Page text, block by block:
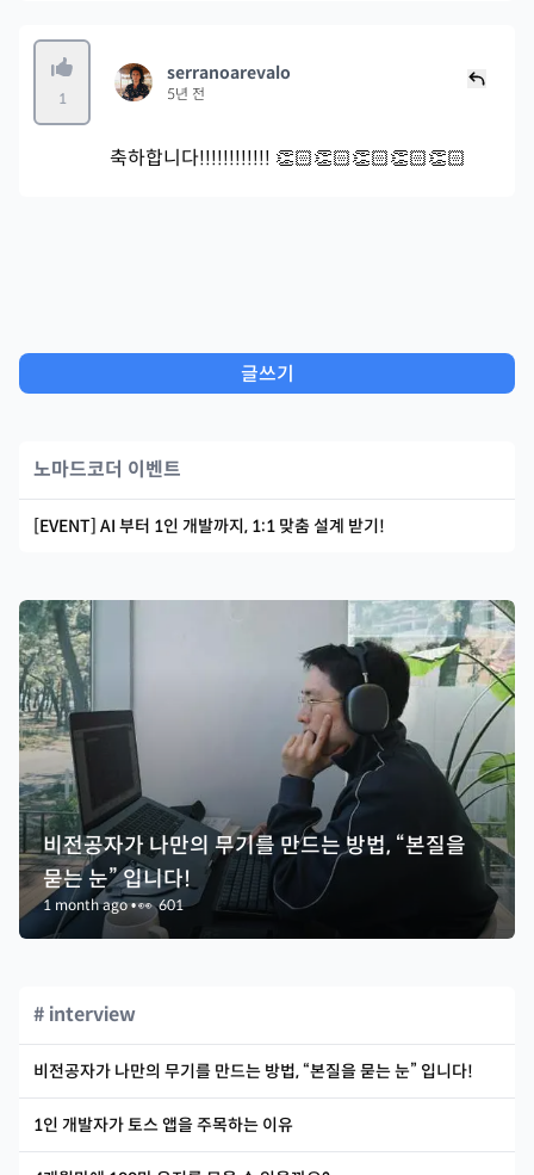
1
serranoarevalo
5년 전
축하합니다!!!!!!!!!!!! 👏🏻👏🏻👏🏻👏🏻👏🏻
글쓰기
노마드코더 이벤트
[EVENT] AI 부터 1인 개발까지, 1:1 맞춤 설계 받기!
비전공자가 나만의 무기를 만드는 방법, “본질을
묻는 눈” 입니다!
1 month ago•👀601
# interview
비전공자가 나만의 무기를 만드는 방법, “본질을 묻는 눈” 입니다!
1인 개발자가 토스 앱을 주목하는 이유